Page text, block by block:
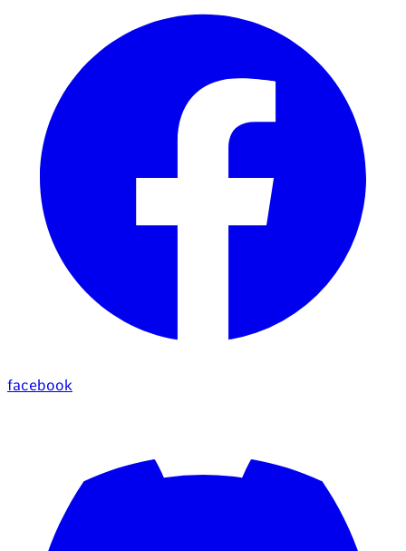
facebook